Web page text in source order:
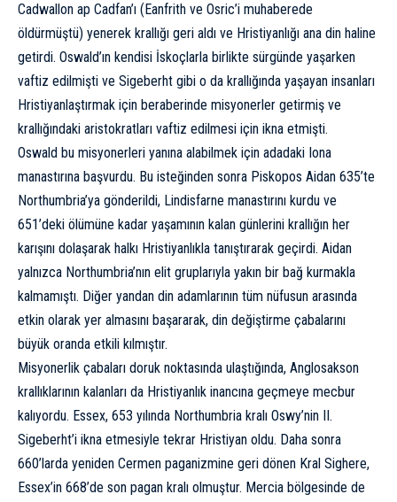
Cadwallon ap Cadfan’ı (Eanfrith ve Osric’i muhaberede
öldürmüştü) yenerek krallığı geri aldı ve Hristiyanlığı ana din haline
getirdi. Oswald’ın kendisi İskoçlarla birlikte sürgünde yaşarken
vaftiz edilmişti ve Sigeberht gibi o da krallığında yaşayan insanları
Hristiyanlaştırmak için beraberinde misyonerler getirmiş ve
krallığındaki aristokratları vaftiz edilmesi için ikna etmişti.
Oswald bu misyonerleri yanına alabilmek için adadaki Iona
manastırına başvurdu. Bu isteğinden sonra Piskopos Aidan 635’te
Northumbria’ya gönderildi, Lindisfarne manastırını kurdu ve
651’deki ölümüne kadar yaşamının kalan günlerini krallığın her
karışını dolaşarak halkı Hristiyanlıkla tanıştırarak geçirdi. Aidan
yalnızca Northumbria’nın elit gruplarıyla yakın bir bağ kurmakla
kalmamıştı. Diğer yandan din adamlarının tüm nüfusun arasında
etkin olarak yer almasını başararak, din değiştirme çabalarını
büyük oranda etkili kılmıştır.
Misyonerlik çabaları doruk noktasında ulaştığında, Anglosakson
krallıklarının kalanları da Hristiyanlık inancına geçmeye mecbur
kalıyordu. Essex, 653 yılında Northumbria kralı Oswy’nin II.
Sigeberht’i ikna etmesiyle tekrar Hristiyan oldu. Daha sonra
660’larda yeniden Cermen paganizmine geri dönen Kral Sighere,
Essex’in 668’de son pagan kralı olmuştur. Mercia bölgesinde de